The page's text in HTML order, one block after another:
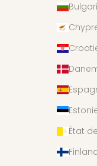
État